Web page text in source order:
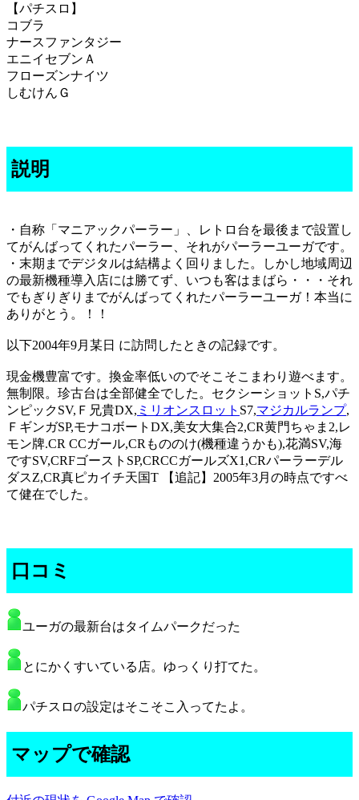
【パチスロ】
コブラ
ナースファンタジー
エニイセブンＡ
フローズンナイツ
しむけんＧ
説明
・自称「マニアックパーラー」、レトロ台を最後まで設置し
てがんばってくれたパーラー、それがパーラーユーガです。
・末期までデジタルは結構よく回りました。しかし地域周辺
の最新機種導入店には勝てず、いつも客はまばら・・・それ
でもぎりぎりまでがんばってくれたパーラーユーガ！本当に
ありがとう。！！
以下2004年9月某日 に訪問したときの記録です。
現金機豊富です。換金率低いのでそこそこまわり遊べます。
無制限。珍古台は全部健全でした。セクシーショットS,パチ
ンピックSV,Ｆ兄貴DX, ミリオンスロット S7,マジカルランプ,
ＦギンガSP,モナコボートDX,美女大集合2,CR黄門ちゃま2,レ
モン牌.CR CCガール,CRもののけ(機種違うかも),花満SV,海
ですSV,CRFゴーストSP,CRCCガールズX1,CRパーラーデル
ダスZ,CR真ピカイチ天国T 【追記】2005年3月の時点ですべ
て健在でした。
口コミ
ユーガの最新台はタイムパークだった
とにかくすいている店。ゆっくり打てた。
パチスロの設定はそこそこ入ってたよ。
マップで確認